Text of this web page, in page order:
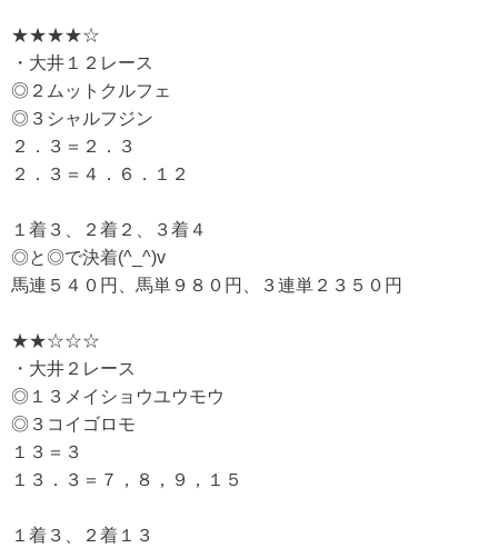
★★★★☆
・大井１２レース
◎２ムットクルフェ
◎３シャルフジン
２．３＝２．３
２．３＝４．６．１２
１着３、２着２、３着４
◎と◎で決着(^_^)v
馬連５４０円、馬単９８０円、３連単２３５０円
★★☆☆☆
・大井２レース
◎１３メイショウユウモウ
◎３コイゴロモ
１３＝３
１３．３＝７，８，９，１５
１着３、２着１３